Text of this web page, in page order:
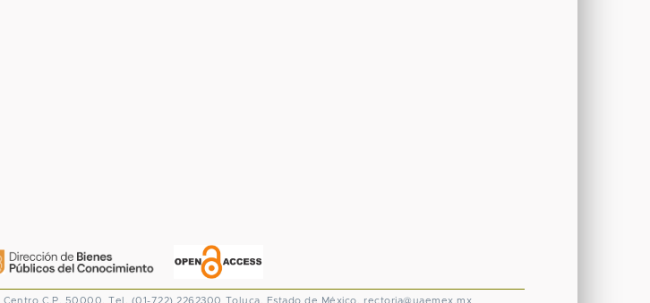
Centro C.P. 50000. Tel. (01-722) 2262300 Toluca, Estado de México. rectoria@uaemex.mx